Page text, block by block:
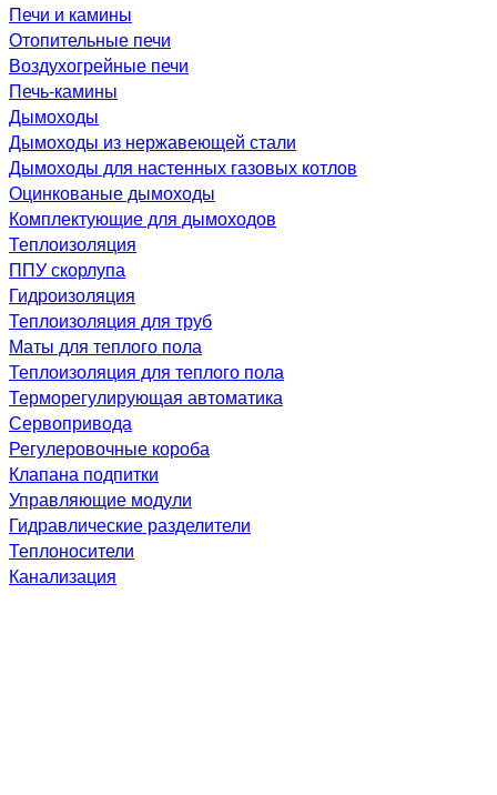
Печи и камины
Отопительные печи
Воздухогрейные печи
Печь-камины
Дымоходы
Дымоходы из нержавеющей стали
Дымоходы для настенных газовых котлов
Оцинкованые дымоходы
Комплектующие для дымоходов
Теплоизоляция
ППУ скорлупа
Гидроизоляция
Теплоизоляция для труб
Маты для теплого пола
Теплоизоляция для теплого пола
Терморегулирующая автоматика
Сервопривода
Регулеровочные короба
Клапана подпитки
Управляющие модули
Гидравлические разделители
Теплоносители
Канализация